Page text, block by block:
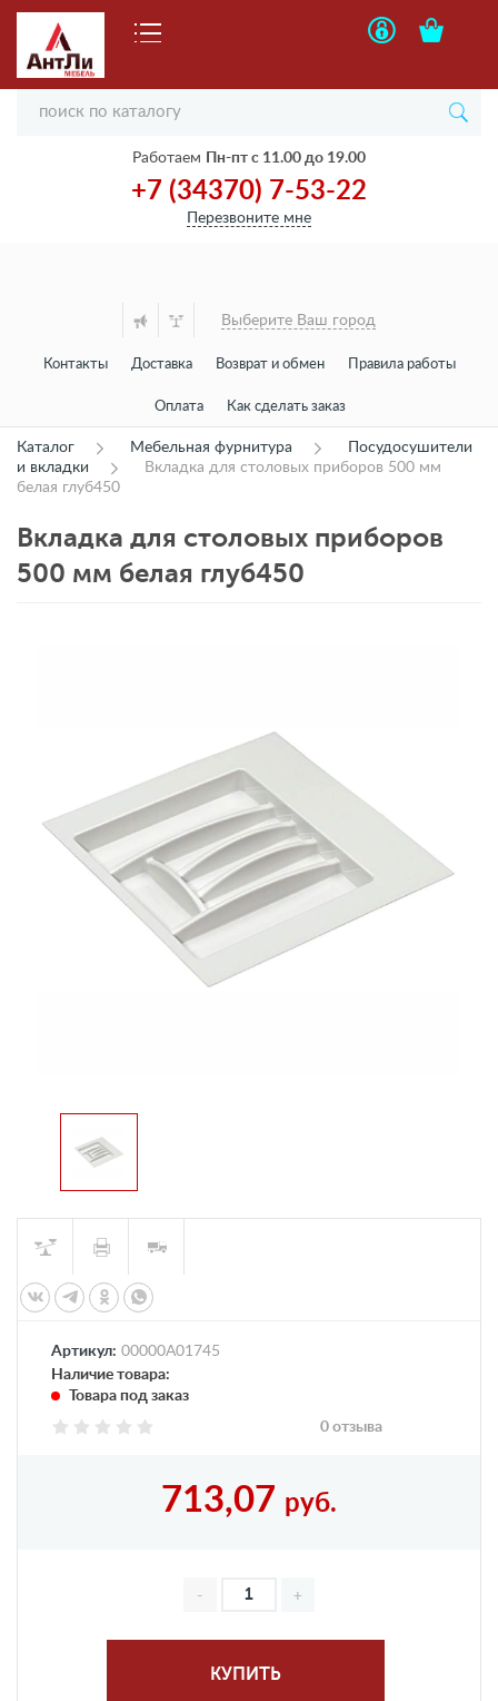
Работаем Пн-пт с 11.00 до 19.00
+7 (34370) 7-53-22
Перезвоните мне
Выберите Ваш город
Контакты Доставка Возврат и обмен Правила работы
Оплата Как сделать заказ
Каталог Мебельная фурнитура
Посудосушители
и вкладки
Вкладка для столовых приборов 500 мм
белая глуб450
Вкладка для столовых приборов
500 мм белая глуб450
Артикул: 00000А01745
Наличие товара:
Товара под заказ
0 отзыва
713,07 руб.
КУПИТЬ